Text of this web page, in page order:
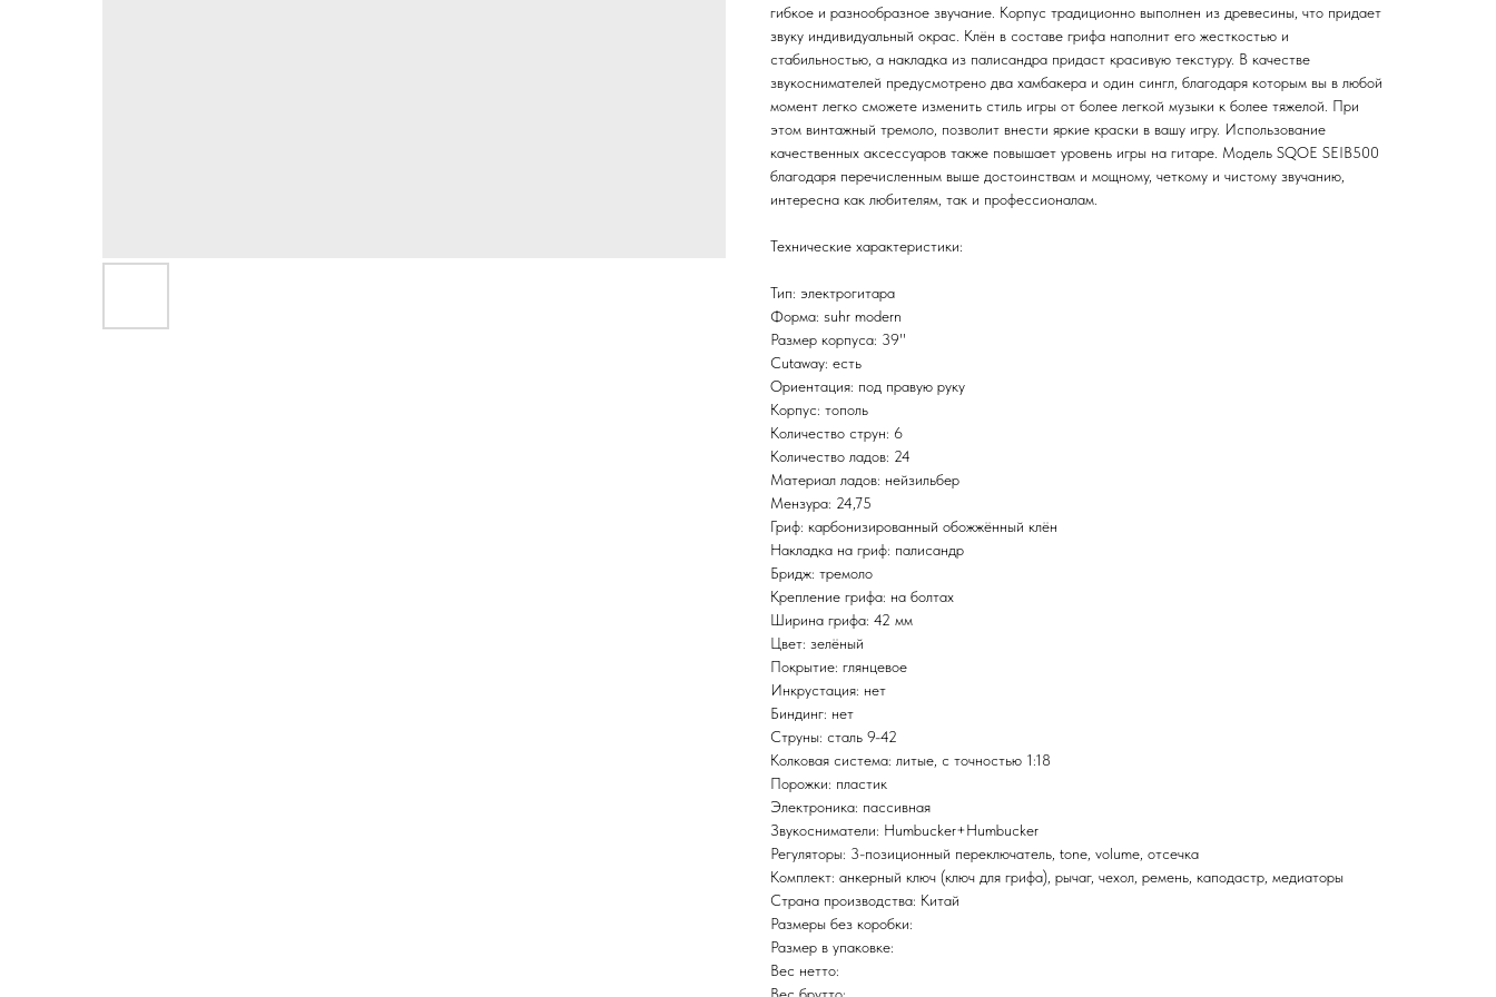
гибкое и разнообразное звучание. Корпус традиционно выполнен из древесины, что придает
звуку индивидуальный окрас. Клён в составе грифа наполнит его жесткостью и
стабильностью, а накладка из палисандра придаст красивую текстуру. В качестве
звукоснимателей предусмотрено два хамбакера и один сингл, благодаря которым вы в любой
момент легко сможете изменить стиль игры от более легкой музыки к более тяжелой. При
этом винтажный тремоло, позволит внести яркие краски в вашу игру. Использование
качественных аксессуаров также повышает уровень игры на гитаре. Модель SQOE SEIB500
благодаря перечисленным выше достоинствам и мощному, четкому и чистому звучанию,
интересна как любителям, так и профессионалам.
Технические характеристики:
Тип: электрогитара
Форма: suhr modern
Размер корпуса: 39''
Cutaway: есть
Ориентация: под правую руку
Корпус: тополь
Количество струн: 6
Количество ладов: 24
Материал ладов: нейзильбер
Мензура: 24,75
Гриф: карбонизированный обожжённый клён
Накладка на гриф: палисандр
Бридж: тремоло
Крепление грифа: на болтах
Ширина грифа: 42 мм
Цвет: зелёный
Покрытие: глянцевое
Инкрустация: нет
Биндинг: нет
Струны: сталь 9-42
Колковая система: литые, с точностью 1:18
Порожки: пластик
Электроника: пассивная
Звукосниматели: Humbucker+Humbucker
Регуляторы: 3-позиционный переключатель, tone, volume, отсечка
Комплект: анкерный ключ (ключ для грифа), рычаг, чехол, ремень, каподастр, медиаторы
Страна производства: Китай
Размеры без коробки:
Размер в упаковке:
Вес нетто: